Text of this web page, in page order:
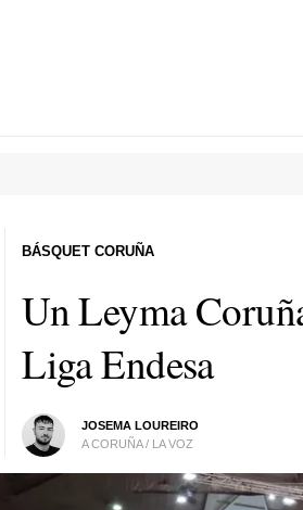
Un Leyma
Liga Endesa
JOSEMA LOUREIRO
A CORUÑA / LA VOZ
BÁSQUET CORUÑA